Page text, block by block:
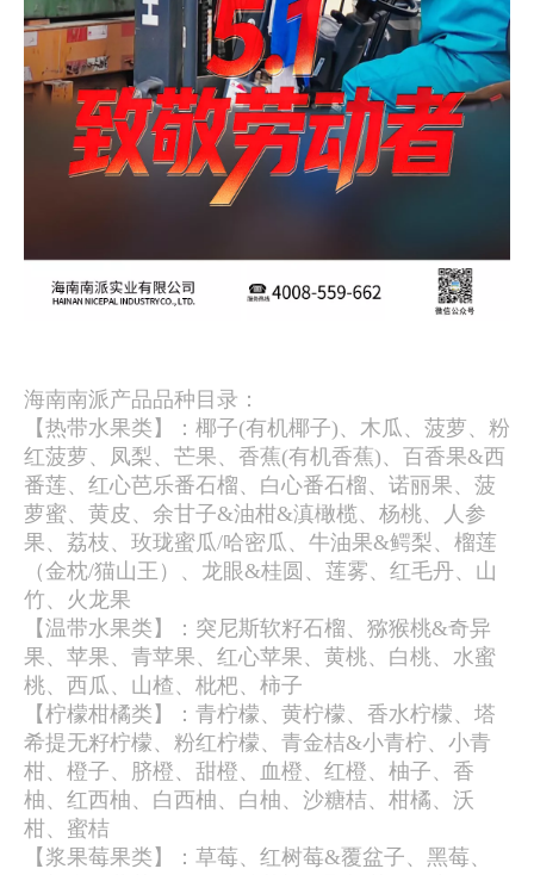
海南南派产品品种目录：
【热带水果类】：椰子(有机椰子)、木瓜、菠萝、粉
红菠萝、凤梨、芒果、香蕉(有机香蕉)、百香果&西
番莲、红心芭乐番石榴、白心番石榴、诺丽果、菠
萝蜜、黄皮、余甘子&油柑&滇橄榄、杨桃、人参
果、荔枝、玫珑蜜瓜/哈密瓜、牛油果&鳄梨、榴莲
（金枕/猫山王）、龙眼&桂圆、莲雾、红毛丹、山
竹、火龙果
【温带水果类】：突尼斯软籽石榴、猕猴桃&奇异
果、苹果、青苹果、红心苹果、黄桃、白桃、水蜜
桃、西瓜、山楂、枇杷、柿子
【柠檬柑橘类】：青柠檬、黄柠檬、香水柠檬、塔
希提无籽柠檬、粉红柠檬、青金桔&小青柠、小青
柑、橙子、脐橙、甜橙、血橙、红橙、柚子、香
柚、红西柚、白西柚、白柚、沙糖桔、柑橘、沃
柑、蜜桔
【浆果莓果类】：草莓、红树莓&覆盆子、黑莓、